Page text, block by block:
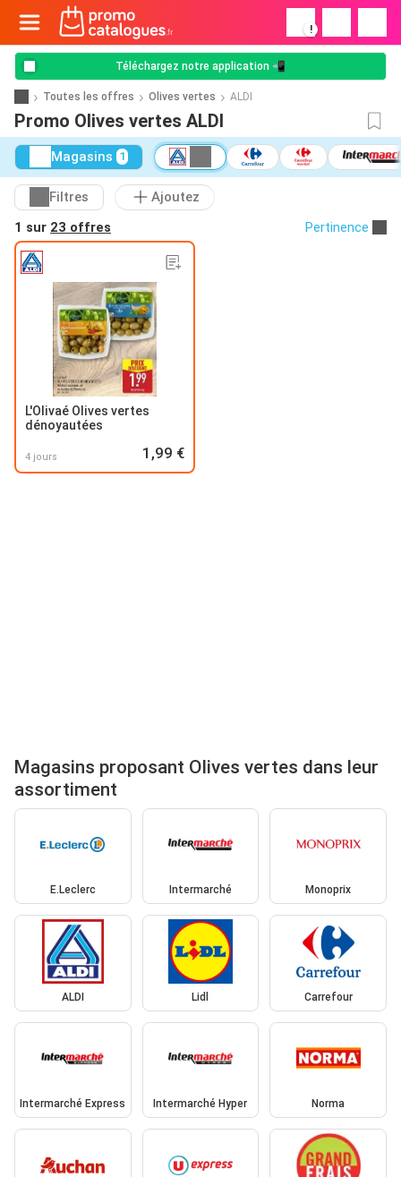
!
Téléchargez notre application 📲
Toutes les offres Olives vertes ALDI
Promo Olives vertes ALDI
Magasins 1
Filtres
Ajoutez
1 sur 23 offres Pertinence
L'Olivaé Olives vertes
dénoyautées
4 jours 1,99 €
Magasins proposant Olives vertes dans leur
assortiment
E.Leclerc Intermarché Monoprix
ALDI Lidl Carrefour
Intermarché Express Intermarché Hyper Norma